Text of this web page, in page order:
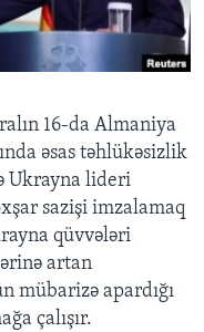
16-da Almaniya
əsas təhlükəsizlik
Ukrayna lideri
sazişi imzalamaq
qüvvələri
artan
mübarizə apardığı
çalışır.